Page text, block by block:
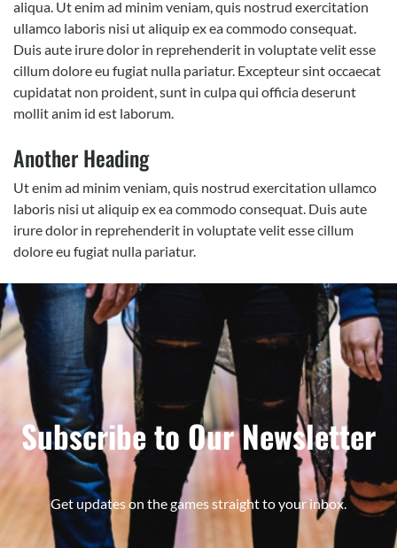
aliqua. Ut enim ad minim veniam, quis nostrud exercitation
ullamco laboris nisi ut aliquip ex ea commodo consequat.
Duis aute irure dolor in reprehenderit in voluptate velit esse
cillum dolore eu fugiat nulla pariatur. Excepteur sint occaecat
cupidatat non proident, sunt in culpa qui officia deserunt
mollit anim id est laborum.
Another Heading
Ut enim ad minim veniam, quis nostrud exercitation ullamco
laboris nisi ut aliquip ex ea commodo consequat. Duis aute
irure dolor in reprehenderit in voluptate velit esse cillum
dolore eu fugiat nulla pariatur.
Subscribe to Our Newsletter
Get updates on the games straight to your inbox.